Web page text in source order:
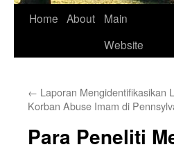
Home About
Main
Website
← Laporan Mengidentifikasikan
Korban Abuse Imam di
Para Peneliti